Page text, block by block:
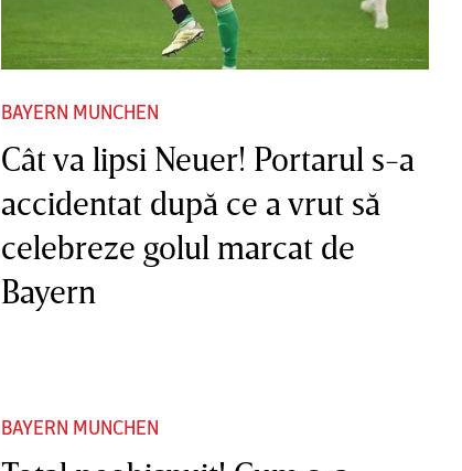
BAYERN MUNCHEN
Cât va lipsi Neuer! Portarul s-a
accidentat după ce a vrut să
celebreze golul marcat de
Bayern
BAYERN MUNCHEN